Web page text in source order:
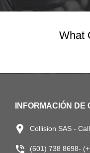
What
INFORMACIÓN DE
Collision SAS -
(601) 738 8698-